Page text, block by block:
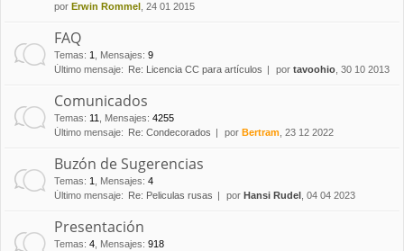
por Erwin Rommel , 24 01 2015
FAQ
Temas: 1 Mensajes: 9
Último mensaje:
Re: Licencia CC para artículos por tavoohio , 30 10 2013
Comunicados
Temas: 11 Mensajes: 4255
Último mensaje:
Re: Condecorados por Bertram , 23 12 2022
Buzón de Sugerencias
Temas: 1 Mensajes: 4
Último mensaje:
Re: Peliculas rusas por Hansi Rudel , 04 04 2023
Presentación
Temas: 4 Mensajes: 918